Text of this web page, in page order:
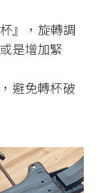
』，旋轉調
是增加緊
避免轉杯破